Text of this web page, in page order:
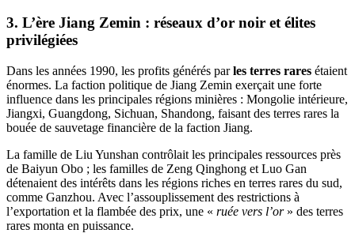
3. L’ère Jiang Zemin : réseaux d’or noir et élites
privilégiées
Dans les années 1990, les profits générés parles terres rares étaient
énormes. La faction politique de Jiang Zemin exerçait une forte
influence dans les principales régions minières : Mongolie intérieure,
Jiangxi, Guangdong, Sichuan, Shandong, faisant des terres rares la
bouée de sauvetage financière de la faction Jiang.
La famille de Liu Yunshan contrôlait les principales ressources près
de Baiyun Obo ; les familles de Zeng Qinghong et Luo Gan
détenaient des intérêts dans les régions riches en terres rares du sud,
comme Ganzhou. Avec l’assouplissement des restrictions à
l’exportation et la flambée des prix, une « ruée vers l’or» des terres
rares monta en puissance.